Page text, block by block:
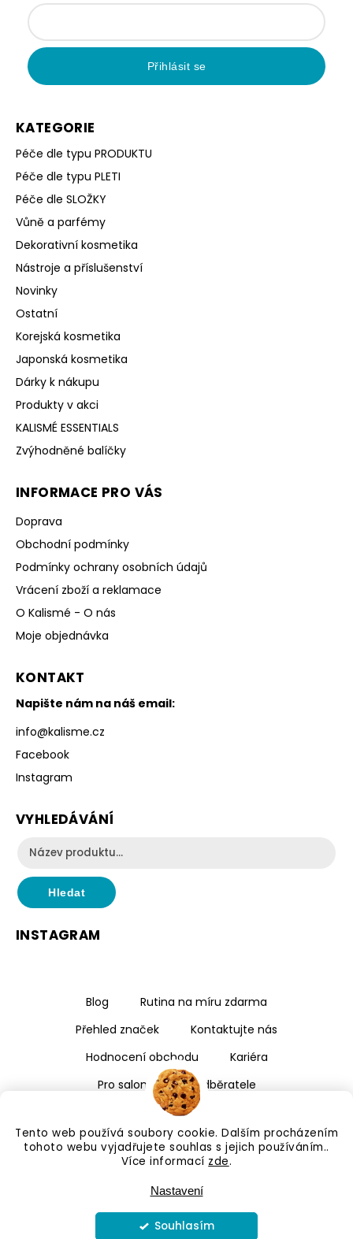
Tento web používá soubory cookie. Dalším procházením
tohoto webu vyjadřujete souhlas s jejich používáním..
Více informací zde.
Nastavení
Souhlasím
KATEGORIE
Péče dle typu PRODUKTU
Péče dle typu PLETI
Péče dle SLOŽKY
Vůně a parfémy
Dekorativní kosmetika
Nástroje a příslušenství
Novinky
Ostatní
Korejská kosmetika
Japonská kosmetika
Dárky k nákupu
Produkty v akci
KALISMÉ ESSENTIALS
Zvýhodněné balíčky
INFORMACE PRO VÁS
Doprava
Obchodní podmínky
Podmínky ochrany osobních údajů
Vrácení zboží a reklamace
O Kalismé - O nás
Moje objednávka
KONTAKT
Napište nám na náš email:
info@kalisme.cz
Facebook
Instagram
VYHLEDÁVÁNÍ
Hledat
Přihlásit se
INSTAGRAM
Blog
Rutina na míru zdarma
Přehled značek
Kontaktujte nás
Hodnocení obchodu
Kariéra
Pro salony a velkoodběratele